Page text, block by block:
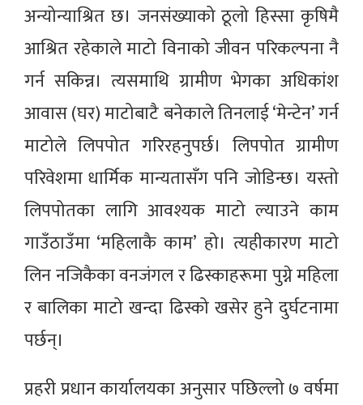
अन्योन्याश्रित छ। जनसंख्याको ठूलो हिस्सा कृषिमै
आश्रित रहेकाले माटो विनाको जीवन परिकल्पना नै
गर्न सकिन्न। त्यसमाथि ग्रामीण भेगका अधिकांश
आवास (घर) माटोबाटै बनेकाले तिनलाई ‘मेन्टेन’ गर्न
माटोले लिपपोत गरिरहनुपर्छ। लिपपोत ग्रामीण
परिवेशमा धार्मिक मान्यतासँग पनि जोडिन्छ। यस्तो
लिपपोतका लागि आवश्यक माटो ल्याउने काम
गाउँठाउँमा ‘महिलाकै काम’ हो। त्यहीकारण माटो
लिन नजिकैका वनजंगल र ढिस्काहरूमा पुग्ने महिला
र बालिका माटो खन्दा ढिस्को खसेर हुने दुर्घटनामा
पर्छन्।
प्रहरी प्रधान कार्यालयका अनुसार पछिल्लो ७ वर्षमा